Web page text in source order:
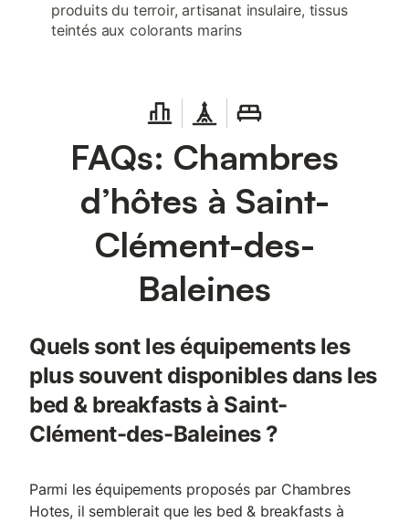
produits du terroir, artisanat insulaire, tissus
teintés aux colorants marins
FAQs: Chambres
d’hôtes à Saint-
Clément-des-
Baleines
Quels sont les équipements les
plus souvent disponibles dans les
bed & breakfasts à Saint-
Clément-des-Baleines ?
Parmi les équipements proposés par Chambres
Hotes, il semblerait que les bed & breakfasts à